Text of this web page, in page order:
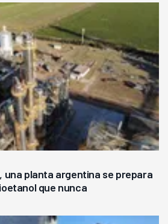
una planta argentina se prepara
que nunca